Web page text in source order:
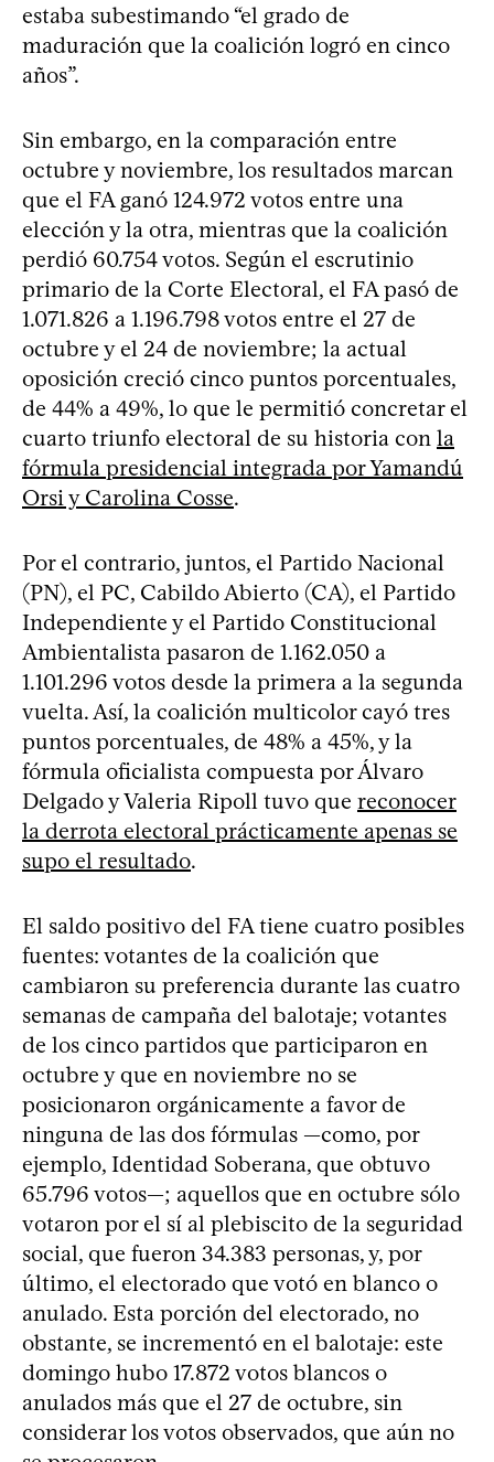
estaba subestimando “el grado de
maduración que la coalición logró en cinco
años”.
Sin embargo, en la comparación entre
octubre y noviembre, los resultados marcan
que el FA ganó 124.972 votos entre una
elección y la otra, mientras que la coalición
perdió 60.754 votos. Según el escrutinio
primario de la Corte Electoral, el FA pasó de
1.071.826 a 1.196.798 votos entre el 27 de
octubre y el 24 de noviembre; la actual
oposición creció cinco puntos porcentuales,
de 44% a 49%, lo que le permitió concretar el
cuarto triunfo electoral de su historia con la
fórmula presidencial integrada por Yamandú
Orsi y Carolina Cosse.
Por el contrario, juntos, el Partido Nacional
(PN), el PC, Cabildo Abierto (CA), el Partido
Independiente y el Partido Constitucional
Ambientalista pasaron de 1.162.050 a
1.101.296 votos desde la primera a la segunda
vuelta. Así, la coalición multicolor cayó tres
puntos porcentuales, de 48% a 45%, y la
fórmula oficialista compuesta por Álvaro
Delgado y Valeria Ripoll tuvo que reconocer
la derrota electoral prácticamente apenas se
supo el resultado.
El saldo positivo del FA tiene cuatro posibles
fuentes: votantes de la coalición que
cambiaron su preferencia durante las cuatro
semanas de campaña del balotaje; votantes
de los cinco partidos que participaron en
octubre y que en noviembre no se
posicionaron orgánicamente a favor de
ninguna de las dos fórmulas —como, por
ejemplo, Identidad Soberana, que obtuvo
65.796 votos—; aquellos que en octubre sólo
votaron por el sí al plebiscito de la seguridad
social, que fueron 34.383 personas, y, por
último, el electorado que votó en blanco o
anulado. Esta porción del electorado, no
obstante, se incrementó en el balotaje: este
domingo hubo 17.872 votos blancos o
anulados más que el 27 de octubre, sin
considerar los votos observados, que aún no